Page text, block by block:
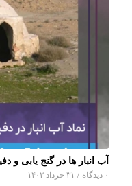
آب انبار ها در گنج یابی و
۰ دیدگاه / ۳۱ خرداد ۱۴۰۲